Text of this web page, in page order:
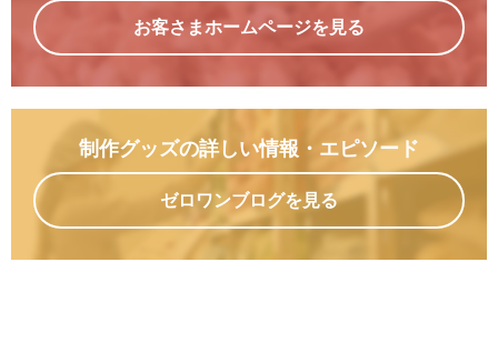
お客さまホームページを見る
制作グッズの詳しい情報 ・エピソード
ゼロワンブログを見る